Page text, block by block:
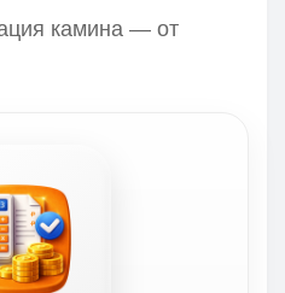
камина — от